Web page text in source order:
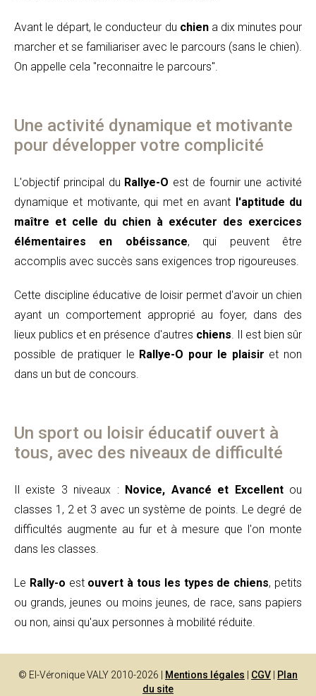
Avant le départ, le conducteur du chiena dix minutes pour
marcher et se familiariser avec le parcours (sans le chien).
On appelle cela "reconnaitre le parcours".
Une activité dynamique et motivante
pour développer votre complicité
L'objectif principal du Rallye-O est de fournir une activité
dynamique et motivante, qui met en avant l'aptitude du
maître et celle du chien à exécuter des exercices
élémentaires en obéissance, qui peuvent être
accomplis avec succès sans exigences trop rigoureuses.
Cette discipline éducative de loisir permet d'avoir un chien
ayant un comportement approprié au foyer, dans des
lieux publics et en présence d'autres chiens . Il est bien sûr
possible de pratiquer le Rallye-O pour le plaisir et non
dans un but de concours.
Un sport ou loisir éducatif ouvert à
tous, avec des niveaux de difficulté
Il existe 3 niveaux : Novice, Avancé et Excellentou
classes 1, 2 et 3 avec un système de points. Le degré de
difficultés augmente au fur et à mesure que l'on monte
dans les classes.
Le Rally-o est ouvert à tous les types de chiens, petits
ou grands, jeunes ou moins jeunes, de race, sans papiers
ou non, ainsi qu'aux personnes à mobilité réduite.
© EI-Véronique VALY 2010-2026 | Mentions légales CGV
Plan
du site